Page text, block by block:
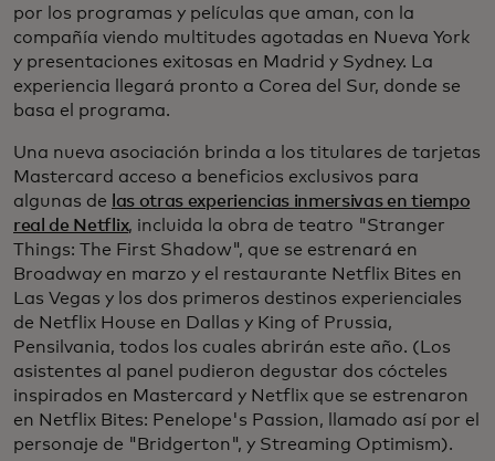
por los programas y películas que aman, con la
compañía viendo multitudes agotadas en Nueva York
y presentaciones exitosas en Madrid y Sydney. La
experiencia llegará pronto a Corea del Sur, donde se
basa el programa.
Una nueva asociación brinda a los titulares de tarjetas
Mastercard acceso a beneficios exclusivos para
algunas de
las otras experiencias inmersivas en tiempo
real de Netflix, incluida la obra de teatro "Stranger
Things: The First Shadow", que se estrenará en
Broadway en marzo y el restaurante Netflix Bites en
Las Vegas y los dos primeros destinos experienciales
de Netflix House en Dallas y King of Prussia,
Pensilvania, todos los cuales abrirán este año. (Los
asistentes al panel pudieron degustar dos cócteles
inspirados en Mastercard y Netflix que se estrenaron
en Netflix Bites: Penelope's Passion, llamado así por el
personaje de "Bridgerton", y Streaming Optimism).